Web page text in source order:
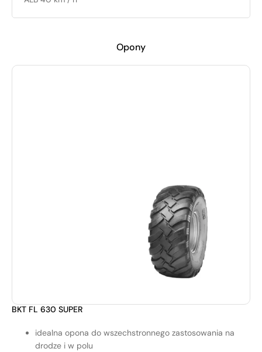
Opony
BKT FL 630 SUPER
idealna opona do wszechstronnego zastosowania na
drodze i w polu